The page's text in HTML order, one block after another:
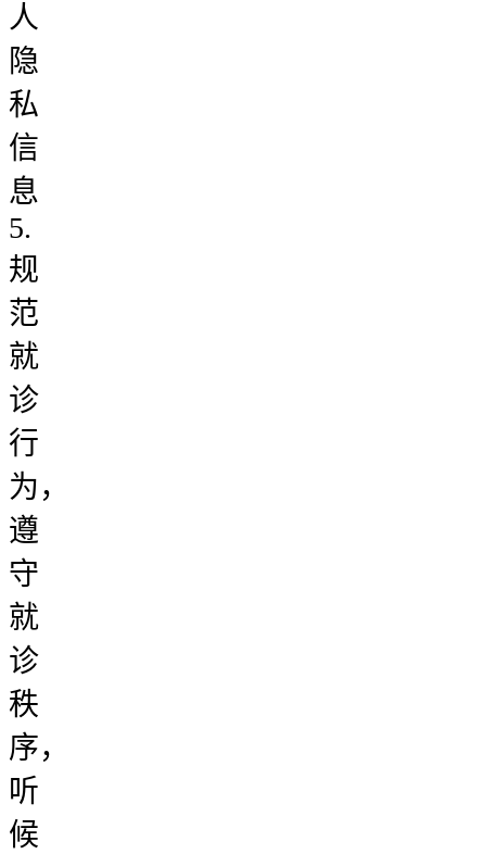
人
隐
私
信
息
5.
规
范
就
诊
行
为，
遵
守
就
诊
秩
序，
听
候